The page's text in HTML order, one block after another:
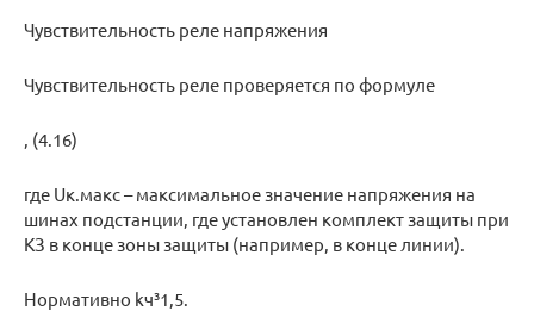
Чувствительность реле напряжения
Чувствительность реле проверяется по формуле
, (4.16)
где Uк.макс – максимальное значение напряжения на
шинах подстанции, где установлен комплект защиты при
КЗ в конце зоны защиты (например, в конце линии).
Нормативно kч³1,5.